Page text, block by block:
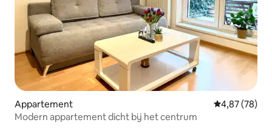
Appartement Gemiddelde
4,87 (78)
Modern appartement dicht bij het centrum